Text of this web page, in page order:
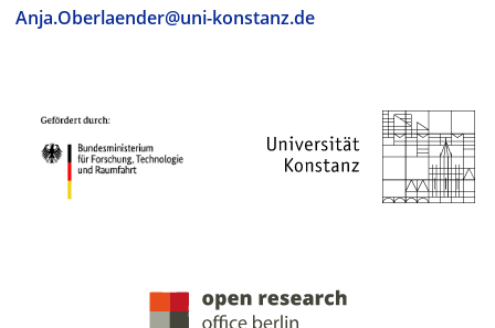
Anja.Oberlaender@uni-konstanz.de